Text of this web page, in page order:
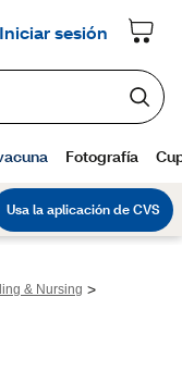
& Nursing >